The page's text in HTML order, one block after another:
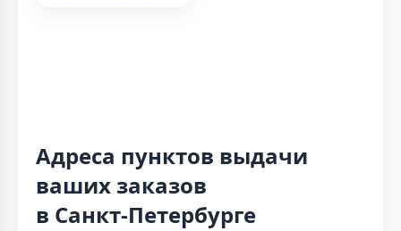
Адреса пунктов выдачи
ваших заказов
в Санкт-Петербурге